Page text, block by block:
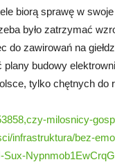
biorą sprawę w
było zatrzymać
do zawirowań na
budowy
tylko chętnych do
milosnicy-
infrastruktura/bez-